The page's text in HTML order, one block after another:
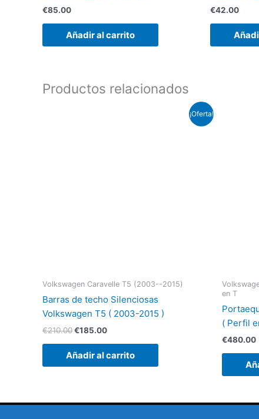
€85.00
Añadir al carrito
€42.00
Productos relacionados
¡Oferta!
Volkswagen Caravelle T5 (2003--2015)
Barras de techo Silenciosas
Volkswagen T5 ( 2003-2015 )
€210.00€185.00
Añadir al carrito
en T
( Perfil
€480.00